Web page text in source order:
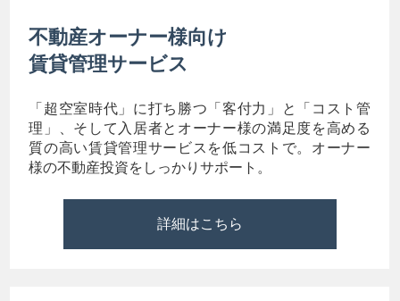
不動産オーナー様向け
賃貸管理サービス
「超空室時代」に打ち勝つ「客付力」と「コスト管
理」、そして入居者とオーナー様の満足度を高める
質の高い賃貸管理サービスを低コストで。オーナー
様の不動産投資をしっかりサポート。
詳細はこちら